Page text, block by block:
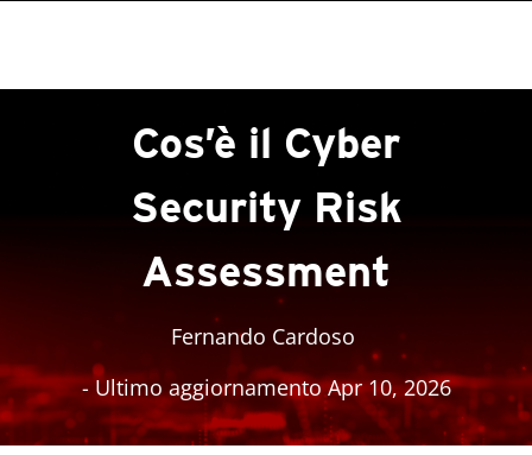
Cos’è il Cyber
Security Risk
Assessment
Fernando Cardoso
- Ultimo aggiornamento Apr 10, 2026
Products
Products